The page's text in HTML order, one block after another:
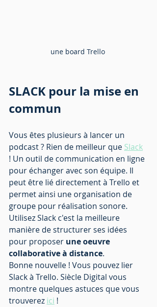
une board Trello
SLACK pour la mise en
commun
Vous êtes plusieurs à lancer un
podcast ? Rien de meilleur que Slack
! Un outil de communication en ligne
pour échanger avec son équipe. Il
peut être lié directement à Trello et
permet ainsi une organisation de
groupe pour réalisation sonore.
Utilisez Slack c'est la meilleure
manière de structurer ses idées
pour proposer une oeuvre
collaborative à distance.
Bonne nouvelle ! Vous pouvez lier
Slack à Trello. Siècle Digital vous
montre quelques astuces que vous
trouverez ici !